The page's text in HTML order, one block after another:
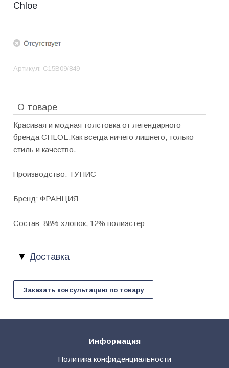
Chloe
Артикул: C15B09/849
О товаре
Красивая и модная толстовка от легендарного
бренда CHLOE.Как всегда ничего лишнего, только
стиль и качество.
Производство: ТУНИС
Бренд: ФРАНЦИЯ
Состав: 88% хлопок, 12% полиэстер
Доставка
Заказать консультацию по товару
Информация
Политика конфиденциальности